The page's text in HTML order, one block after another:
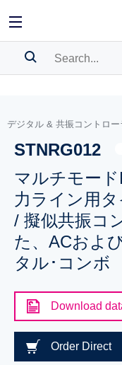
BOOKMARK
Pleaselog into show
デジタル & 共振コントロー
STNRG012
マルチモー
力ライン用
/ 擬似共振コ
た、ACおよ
タル･コンボ
Download
Order Direct